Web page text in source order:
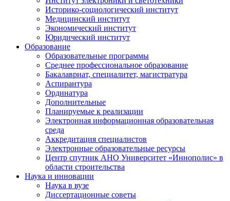
Историко-социологический институт
Медицинский институт
Экономический институт
Юридический институт
Образование
Образовательные программы
Среднее профессиональное образование
Бакалавриат, специалитет, магистратура
Аспирантура
Ординатура
Дополнительные
Планируемые к реализации
Электронная информационная образовательная
среда
Аккредитация специалистов
Электронные образовательные ресурсы
Центр спутник АНО Университет «Иннополис» в
области строительства
Наука и инновации
Наука в вузе
Диссертационные советы